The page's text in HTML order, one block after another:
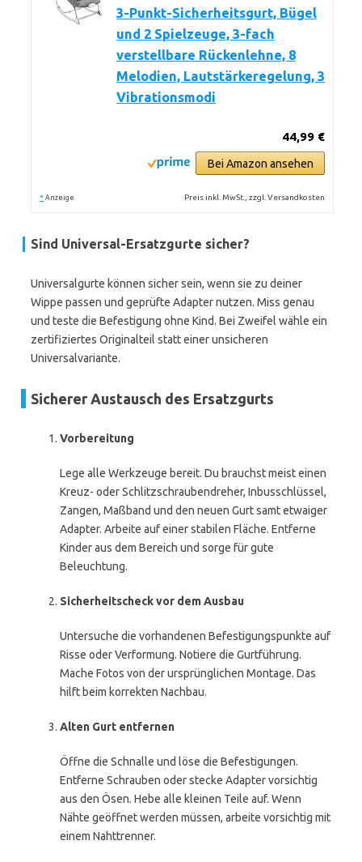
3-Punkt-Sicherheitsgurt, Bügel
und 2 Spielzeuge, 3-fach
verstellbare Rückenlehne, 8
Melodien, Lautstärkeregelung, 3
Vibrationsmodi
44,99 €
Bei Amazon ansehen
* Anzeige Preis inkl. MwSt., zzgl. Versandkosten
Sind Universal-Ersatzgurte sicher?
Universalgurte können sicher sein, wenn sie zu deiner
Wippe passen und geprüfte Adapter nutzen. Miss genau
und teste die Befestigung ohne Kind. Bei Zweifel wähle ein
zertifiziertes Originalteil statt einer unsicheren
Universalvariante.
Sicherer Austausch des Ersatzgurts
Vorbereitung
Lege alle Werkzeuge bereit. Du brauchst meist einen
Kreuz- oder Schlitzschraubendreher, Inbusschlüssel,
Zangen, Maßband und den neuen Gurt samt etwaiger
Adapter. Arbeite auf einer stabilen Fläche. Entferne
Kinder aus dem Bereich und sorge für gute
Beleuchtung.
Sicherheitscheck vor dem Ausbau
Untersuche die vorhandenen Befestigungspunkte auf
Risse oder Verformung. Notiere die Gurtführung.
Mache Fotos von der ursprünglichen Montage. Das
hilft beim korrekten Nachbau.
Alten Gurt entfernen
Öffne die Schnalle und löse die Befestigungen.
Entferne Schrauben oder stecke Adapter vorsichtig
aus den Ösen. Hebe alle kleinen Teile auf. Wenn
Nähte geöffnet werden müssen, arbeite vorsichtig mit
einem Nahttrenner.